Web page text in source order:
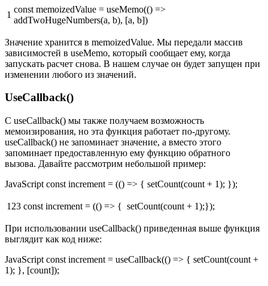
1
const memoizedValue = useMemo(() =>
addTwoHugeNumbers(a, b), [a, b])
Значение хранится в memoizedValue. Мы передали массив
зависимостей в useMemo, который сообщает ему, когда
запускать расчет снова. В нашем случае он будет запущен при
изменении любого из значений.
UseCallback()
С useCallback() мы также получаем возможность
мемоизирования, но эта функция работает по-другому.
useCallback() не запоминает значение, а вместо этого
запоминает предоставленную ему функцию обратного
вызова. Давайте рассмотрим небольшой пример:
JavaScript const increment = (() => { setCount(count + 1); });
123 const increment = (() => { setCount(count + 1);});
При использовании useCallback() приведенная выше функция
выглядит как код ниже:
JavaScript const increment = useCallback(() => { setCount(count +
1); }, [count]);